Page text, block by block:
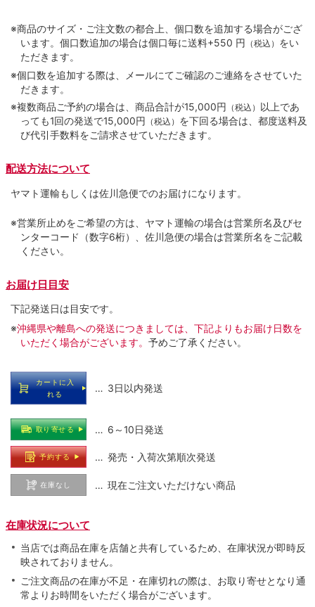
※商品のサイズ・ご注文数の都合上、個口数を追加する場合がござ
います。個口数追加の場合は個口毎に送料+550 円 （税込） をい
ただきます。
※個口数を追加する際は、メールにてご確認のご連絡をさせていた
だきます。
※複数商品ご予約の場合は、商品合計が15,000円 （税込） 以上であ
っても1回の発送で15,000円 （税込） を下回る場合は、都度送料及
び代引手数料をご請求させていただきます。
配送方法について
ヤマト運輸もしくは佐川急便でのお届けになります。
※営業所止めをご希望の方は、ヤマト運輸の場合は営業所名及びセ
ンターコード（数字6桁）、佐川急便の場合は営業所名をご記載
ください。
お届け日目安
下記発送日は目安です。
※沖縄県や離島への発送につきましては、下記よりもお届け日数を
いただく場合がございます。 予めご了承ください。
カートに入
れる
… 3日以内発送
取り寄せる … 6～10日発送
予約する … 発売・入荷次第順次発送
在庫なし … 現在ご注文いただけない商品
在庫状況について
当店では商品在庫を店舗と共有しているため、在庫状況が即時反
映されておりません。
ご注文商品の在庫が不足・在庫切れの際は、お取り寄せとなり通
常よりお時間をいただく場合がございます。